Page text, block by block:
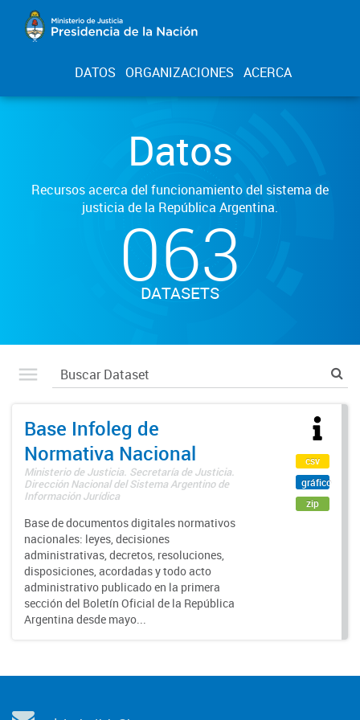
DATOS ORGANIZACIONES ACERCA
Datos
Recursos acerca del funcionamiento del sistema de
justicia de la República Argentina.
063
DATASETS
Base Infoleg de
Normativa Nacional
Ministerio de Justicia. Secretaría de Justicia.
Dirección Nacional del Sistema Argentino de
Información Jurídica
Base de documentos digitales normativos
nacionales: leyes, decisiones
administrativas, decretos, resoluciones,
disposiciones, acordadas y todo acto
administrativo publicado en la primera
sección del Boletín Oficial de la República
Argentina desde mayo...
csv
gráfico
zip